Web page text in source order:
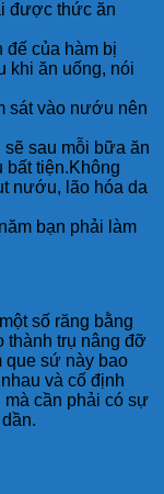
được thức ăn
đế của hàm bị
khi ăn uống, nói
sát vào nướu nên
sau mỗi bữa ăn
bất tiện.Không
nướu, lão hóa da
bạn phải làm
số răng bằng
thành trụ nâng đỡ
que sứ này bao
và cố định
mà cần phải có sự